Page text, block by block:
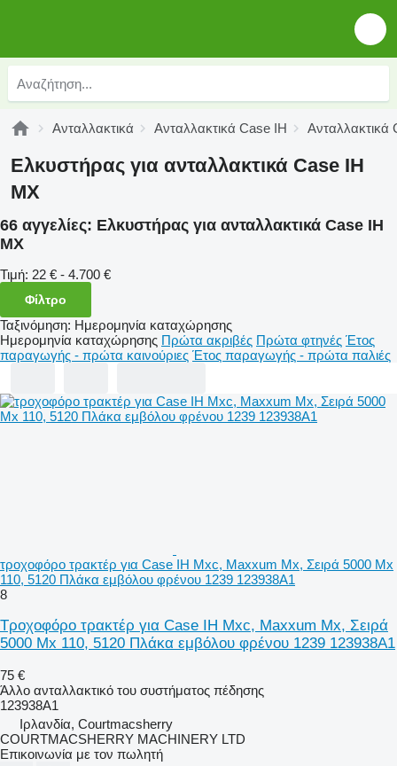
Ανταλλακτικά Ανταλλακτικά Case IH Ανταλλακτικά
Ελκυστήρας για ανταλλακτικά Case IH
MX
66 αγγελίες: Ελκυστήρας για ανταλλακτικά Case IH
MX
Τιμή: 22 € - 4.700 €
Φίλτρο
Ταξινόμηση: Ημερομηνία καταχώρησης
Ημερομηνία καταχώρησης Πρώτα ακριβές Πρώτα φτηνές Έτος
παραγωγής - πρώτα καινούριες Έτος παραγωγής - πρώτα παλιές
τροχοφόρο τρακτέρ για Case IH Mxc, Maxxum Mx, Σειρά 5000 Mx
110, 5120 Πλάκα εμβόλου φρένου 1239 123938A1
8
Τροχοφόρο τρακτέρ για Case IH Mxc, Maxxum Mx, Σειρά
5000 Mx 110, 5120 Πλάκα εμβόλου φρένου 1239 123938A1
75 €
Άλλο ανταλλακτικό του συστήματος πέδησης
123938A1
Ιρλανδία, Courtmacsherry
COURTMACSHERRY MACHINERY LTD
Επικοινωνία με τον πωλητή